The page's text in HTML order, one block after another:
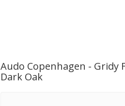
Audo Copenhagen - Gridy
Dark Oak